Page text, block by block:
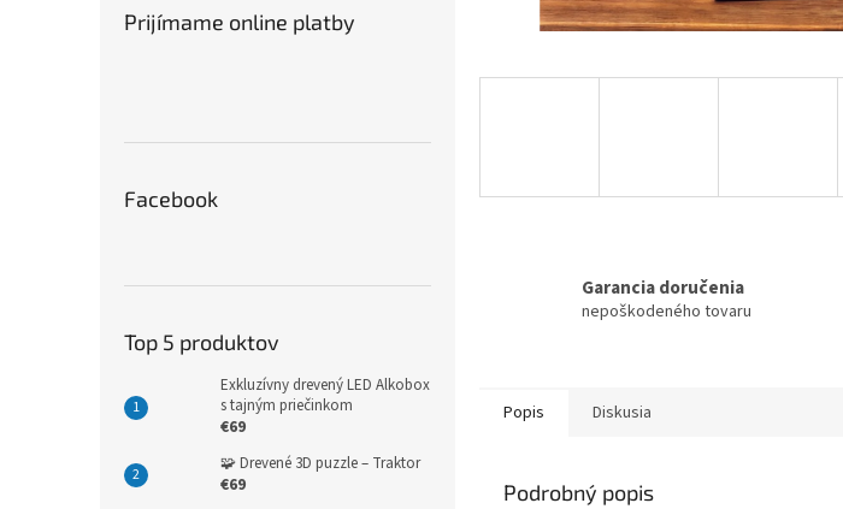
Prijímame online platby
Facebook
Top 5 produktov
Exkluzívny drevený LED Alkobox
s tajným priečinkom
€69
🧩 Drevené 3D puzzle – Traktor
€69
Garancia doručenia
nepoškodeného tovaru
Popis Diskusia
Podrobný popis